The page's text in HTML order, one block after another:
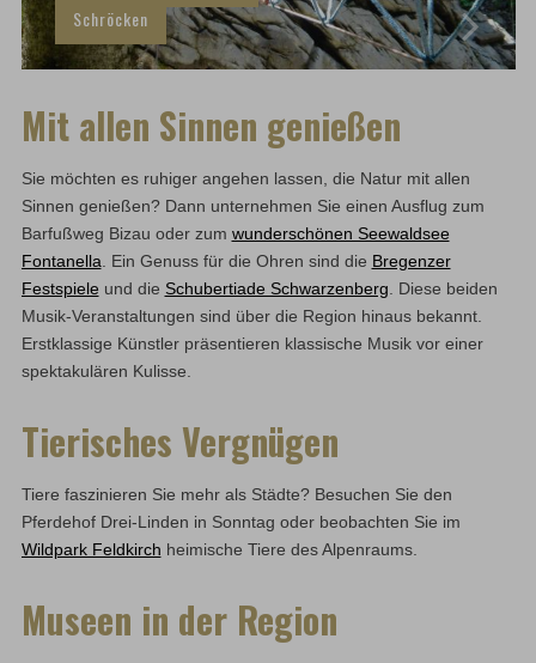
Schröcken
Mit allen Sinnen genießen
Sie möchten es ruhiger angehen lassen, die Natur mit allen
Sinnen genießen? Dann unternehmen Sie einen Ausflug zum
Barfußweg Bizau oder zum wunderschönen Seewaldsee
Fontanella. Ein Genuss für die Ohren sind die Bregenzer
Festspiele und die Schubertiade Schwarzenberg. Diese beiden
Musik-Veranstaltungen sind über die Region hinaus bekannt.
Erstklassige Künstler präsentieren klassische Musik vor einer
spektakulären Kulisse.
Tierisches Vergnügen
Tiere faszinieren Sie mehr als Städte? Besuchen Sie den
Pferdehof Drei-Linden in Sonntag oder beobachten Sie im
Wildpark Feldkirch heimische Tiere des Alpenraums.
Museen in der Region